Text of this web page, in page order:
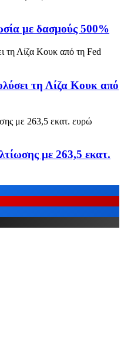
με δασμούς 500%
τη Λίζα Κουκ από
με 263,5 εκατ.